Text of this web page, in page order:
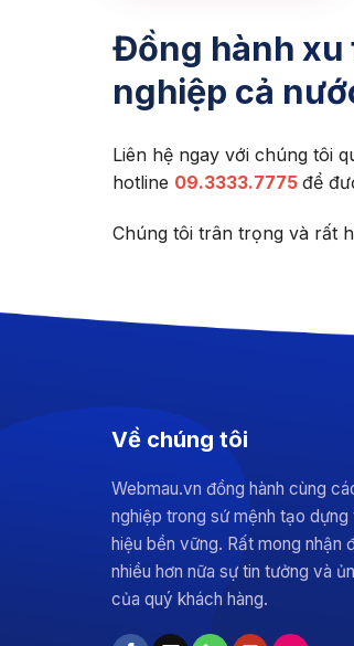
Đồng hành xu
nghiệp cả
Liên hệ ngay với chúng tôi
hotline 09.3333.7775 để
Chúng tôi trân trọng và rất
Về chúng tôi
Webmau.vn đồng hành cùng
nghiệp trong sứ mệnh tạo dựng
hiệu bền vững. Rất mong nhận
nhiều hơn nữa sự tin tưởng và
của quý khách hàng.